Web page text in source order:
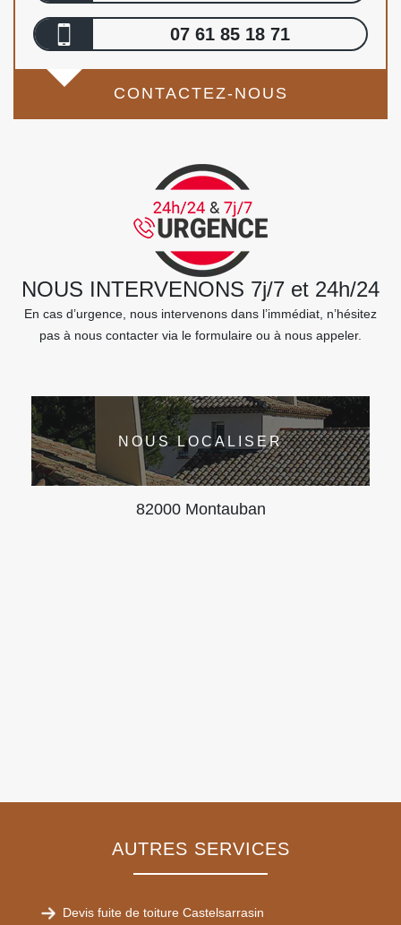
07 61 85 18 71
CONTACTEZ-NOUS
NOUS INTERVENONS 7j/7 et 24h/24
En cas d’urgence, nous intervenons dans l’immédiat, n’hésitez
pas à nous contacter via le formulaire ou à nous appeler.
NOUS LOCALISER
82000 Montauban
AUTRES SERVICES
Devis fuite de toiture Castelsarrasin